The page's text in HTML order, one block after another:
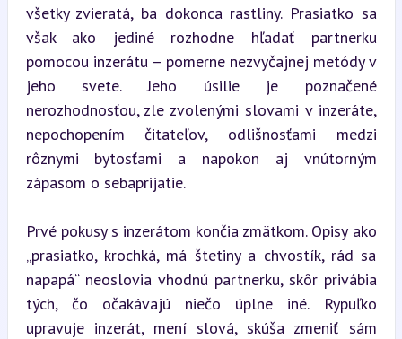
všetky zvieratá, ba dokonca rastliny. Prasiatko sa
však ako jediné rozhodne hľadať partnerku
pomocou inzerátu – pomerne nezvyčajnej metódy v
jeho svete. Jeho úsilie je poznačené
nerozhodnosťou, zle zvolenými slovami v inzeráte,
nepochopením čitateľov, odlišnosťami medzi
rôznymi bytosťami a napokon aj vnútorným
zápasom o sebaprijatie.
Prvé pokusy s inzerátom končia zmätkom. Opisy ako
„prasiatko, krochká, má štetiny a chvostík, rád sa
napapá“ neoslovia vhodnú partnerku, skôr privábia
tých, čo očakávajú niečo úplne iné. Rypuľko
upravuje inzerát, mení slová, skúša zmeniť sám